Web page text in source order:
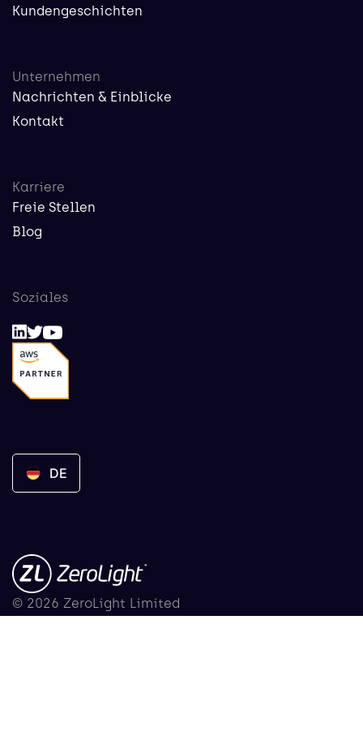
Kundengeschichten
Unternehmen
Nachrichten & Einblicke
Kontakt
Karriere
Freie Stellen
Blog
Soziales
DE
© 2026 ZeroLight Limited